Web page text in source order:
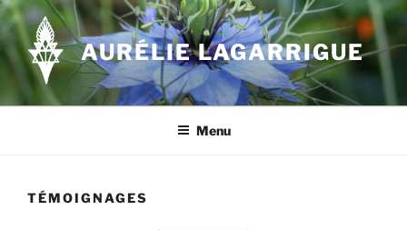
Aller
au
contenu
principal
AURÉLIE LAGARRIGUE
Menu
TÉMOIGNAGES